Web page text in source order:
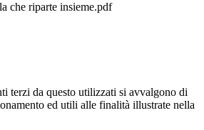
che riparte insieme.pdf
terzi da questo utilizzati si avvalgono di
ed utili alle finalità illustrate nella